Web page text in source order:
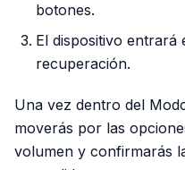
botones.
El dispositivo
recuperación.
Una vez dentro del
moverás por las
volumen y confirmarás